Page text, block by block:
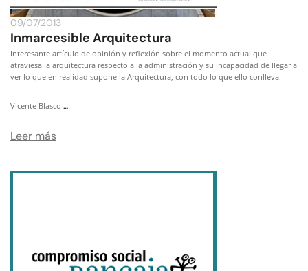
09/07/2013
Inmarcesible Arquitectura
Interesante artículo de opinión y reflexión sobre el momento actual que
atraviesa la arquitectura respecto a la administración y su incapacidad de llegar a
ver lo que en realidad supone la Arquitectura, con todo lo que ello conlleva.
Vicente Blasco …
Leer más